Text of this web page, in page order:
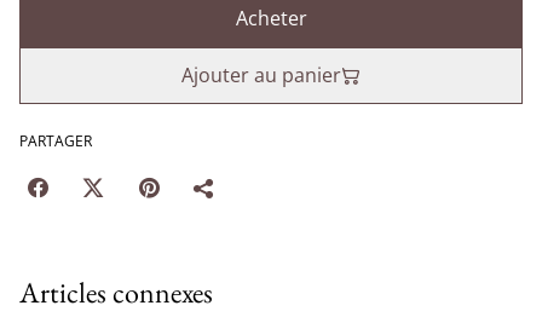
Acheter
Ajouter au panier
PARTAGER
Articles connexes